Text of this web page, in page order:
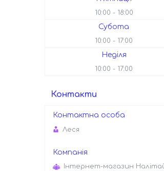
10:00 18:00
Субота
10:00 17:00
Неділя
10:00 17:00
Контакти
Леся
Інтернет-магазин